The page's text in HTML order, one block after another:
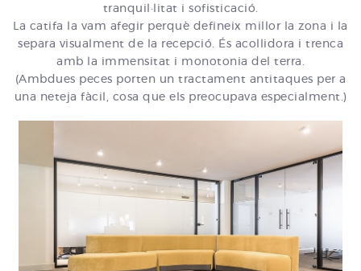
tranquil·litat i sofisticació.
La catifa la vam afegir perquè defineix millor la zona i la
separa visualment de la recepció. És acollidora i trenca
amb la immensitat i monotonia del terra.
(Ambdues peces porten un tractament antitaques per a
una neteja fàcil, cosa que els preocupava especialment.)